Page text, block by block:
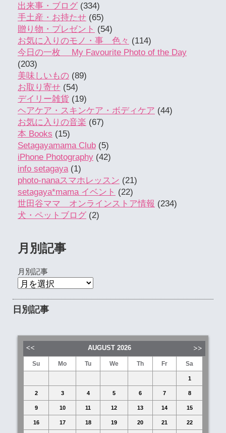
出来事・ブログ (334)
手土産・お持たせ (65)
贈り物・プレゼント (54)
お気に入りのモノ・事 色々 (114)
今日の一枚 My Favourite Photo of the Day
(203)
美味しいもの (89)
お取り寄せ (54)
デイリー雑貨 (19)
ヘアケア・スキンケア・ボディケア (44)
お気に入りの音楽 (67)
本 Books (15)
Setagayamama Club (5)
iPhone Photography (42)
info setagaya (1)
photo-nanaスマホレッスン (21)
setagaya*mama イベント (22)
世田谷ママ オンラインストア情報 (234)
犬・ペットブログ (2)
月別記事
月別記事
日別記事
AUGUST 2026
Su Mo Tu We Th Fr Sa
1
2 3 4 5 6 7 8
9 10 11 12 13 14 15
16 17 18 19 20 21 22